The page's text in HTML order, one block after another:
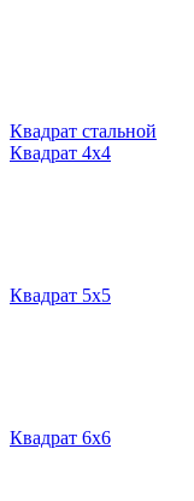
Квадрат стальной
Квадрат 4х4
Квадрат 5х5
Квадрат 6х6